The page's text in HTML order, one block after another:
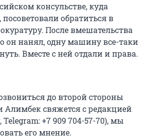
консульстве, куда
обратиться в
После вмешательства
он нанял, одну машину все-таки
Вместе с ней отдали и права.
до второй стороны
Алимбек свяжется с редакцией
Telegram: +7 909 704-57-70), мы
его мнение.